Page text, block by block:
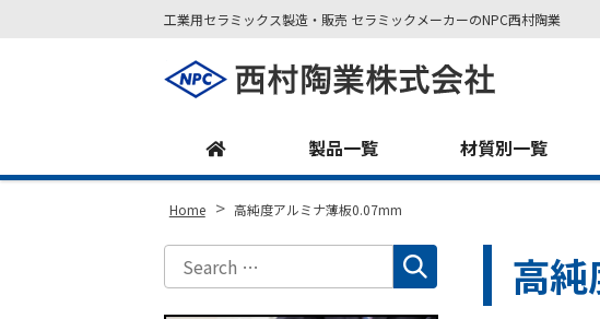
工業用セラミックス製造・販売 セラミックメーカーのNPC西村陶業
製品一覧 材質別一覧
Home > 高純度アルミナ薄板0.07mm
高